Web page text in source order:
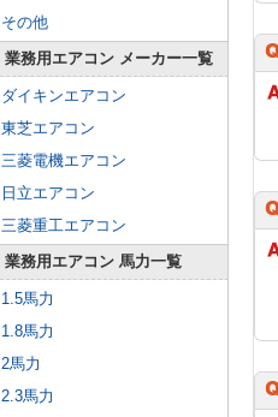
その他
業務用エアコン メーカー一覧
ダイキンエアコン
東芝エアコン
三菱電機エアコン
日立エアコン
三菱重工エアコン
業務用エアコン 馬力一覧
1.5馬力
1.8馬力
2馬力
2.3馬力